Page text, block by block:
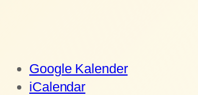
Google Kalender
iCalendar